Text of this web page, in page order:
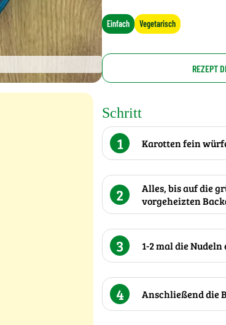
Einfach Vegetarisch
REZEPT
Schritt
1 Karotten fein
2
Alles, bis auf die
vorgeheizten
3 1-2 mal die
4 Anschließend die